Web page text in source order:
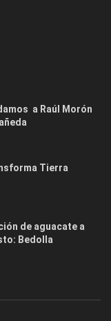
a Raúl Morón
Tierra
de aguacate a
Bedolla